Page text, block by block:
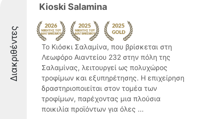
Διακριθέντες
Kioski Salamina
Το Κιόσκι Σαλαμίνα, που βρίσκεται στη
Λεωφόρο Αιαντείου 232 στην πόλη της
Σαλαμίνας, λειτουργεί ως πολυχώρος
τροφίμων και εξυπηρέτησης. Η επιχείρηση
δραστηριοποιείται στον τομέα των
τροφίμων, παρέχοντας μια πλούσια
ποικιλία προϊόντων για όλες ...